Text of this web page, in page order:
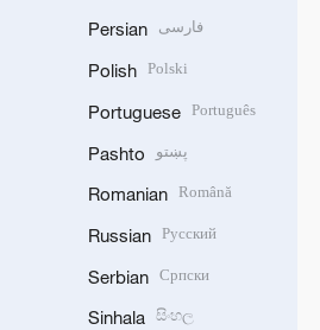
Persian فارسی
Polish Polski
Portuguese Português
Pashto پښتو
Romanian Română
Russian Русский
Serbian Српски
Sinhala සිංහල